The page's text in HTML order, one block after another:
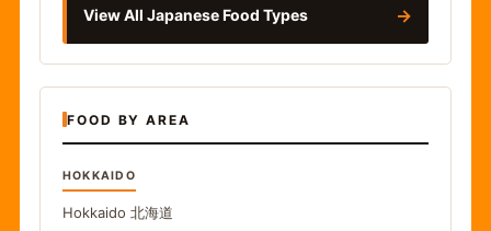
View All Japanese Food Types →
FOOD BY AREA
HOKKAIDO
Hokkaido 北海道